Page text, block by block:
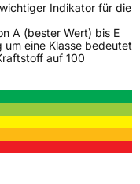
Indikator für die
A (bester Wert) bis E
um eine Klasse bedeutet
auf 100